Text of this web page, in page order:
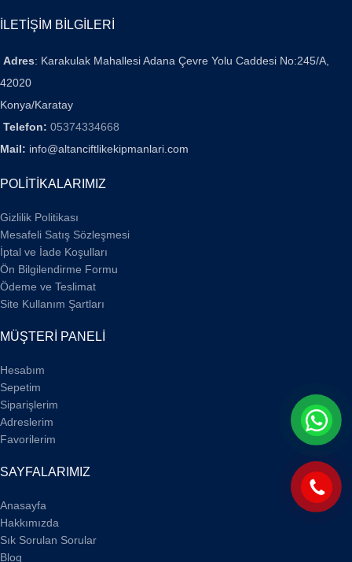
İLETİŞİM BİLGİLERİ
Adres: Karakulak Mahallesi Adana Çevre Yolu Caddesi No:245/A,
42020
Konya/Karatay
Telefon: 05374334668
Mail: info@altanciftlikekipmanlari.com
POLİTİKALARIMIZ
Gizlilik Politikası
Mesafeli Satış Sözleşmesi
İptal ve İade Koşulları
Ön Bilgilendirme Formu
Ödeme ve Teslimat
Site Kullanım Şartları
MÜŞTERİ PANELİ
Hesabım
Sepetim
Siparişlerim
Adreslerim
Favorilerim
SAYFALARIMIZ
Anasayfa
Hakkımızda
Sık Sorulan Sorular
Blog